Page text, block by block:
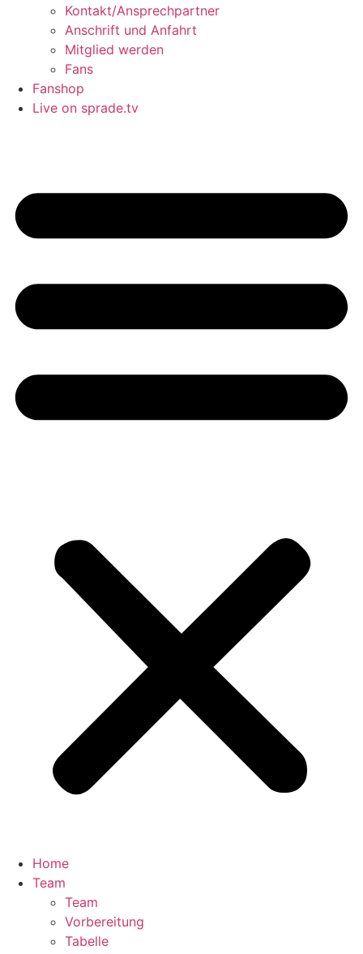
Kontakt/Ansprechpartner
Anschrift und Anfahrt
Mitglied werden
Fans
Fanshop
Live on sprade.tv
Home
Team
Team
Vorbereitung
Tabelle